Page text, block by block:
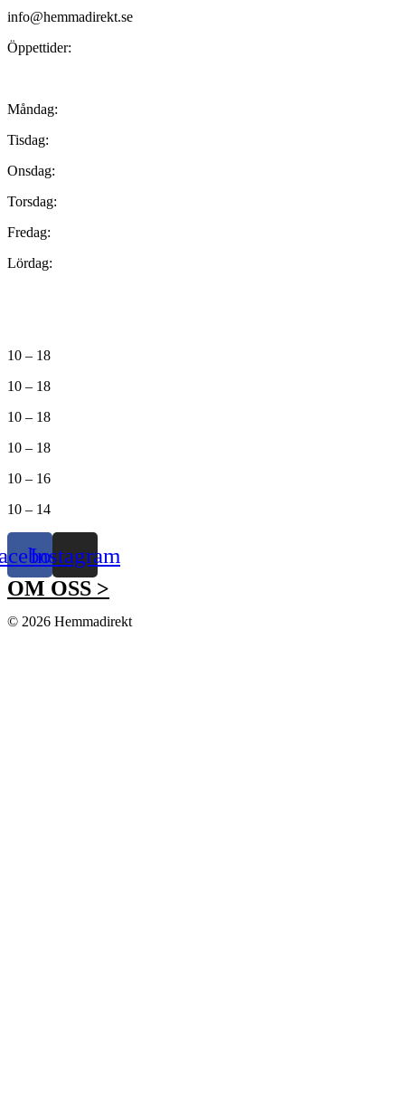
info@hemmadirekt.se
Öppettider:
Måndag:
Tisdag:
Onsdag:
Torsdag:
Fredag:
Lördag:
10 – 18
10 – 18
10 – 18
10 – 18
10 – 16
10 – 14
Instagram
OM OSS >
© 2026 Hemmadirekt